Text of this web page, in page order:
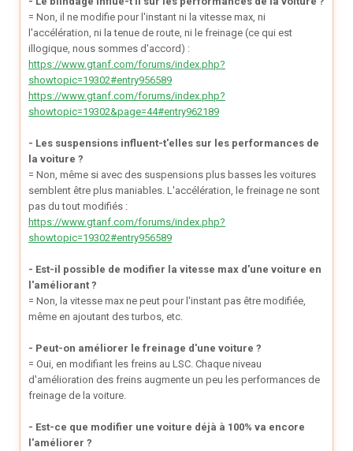
= Non, il ne modifie pour l'instant ni la vitesse max, ni
l'accélération, ni la tenue de route, ni le freinage (ce qui est
illogique, nous sommes d'accord) :
https://www.gtanf.com/forums/index.php?
showtopic=19302#entry956589
https://www.gtanf.com/forums/index.php?
showtopic=19302&page=44#entry962189
- Les suspensions influent-t'elles sur les performances de
la voiture ?
= Non, même si avec des suspensions plus basses les voitures
semblent être plus maniables. L'accélération, le freinage ne sont
pas du tout modifiés :
https://www.gtanf.com/forums/index.php?
showtopic=19302#entry956589
- Est-il possible de modifier la vitesse max d'une voiture en
l'améliorant ?
= Non, la vitesse max ne peut pour l'instant pas être modifiée,
même en ajoutant des turbos, etc.
- Peut-on améliorer le freinage d'une voiture ?
= Oui, en modifiant les freins au LSC. Chaque niveau
d'amélioration des freins augmente un peu les performances de
freinage de la voiture.
- Est-ce que modifier une voiture déjà à 100% va encore
l'améliorer ?